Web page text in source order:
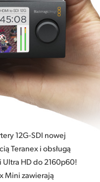
12G-SDI nowej
Teranex i obsługą
Ultra HD do 2160p60!
Mini zawierają